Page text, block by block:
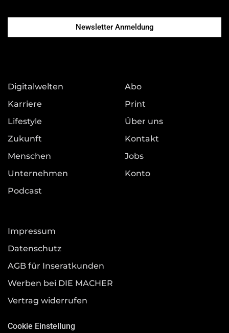
Newsletter Anmeldung
Digitalwelten
Karriere
Lifestyle
Zukunft
Menschen
Unternehmen
Podcast
Abo
Print
Über uns
Kontakt
Jobs
Konto
Impressum
Datenschutz
AGB für Inseratkunden
Werben bei DIE MACHER
Vertrag widerrufen
Cookie Einstellung